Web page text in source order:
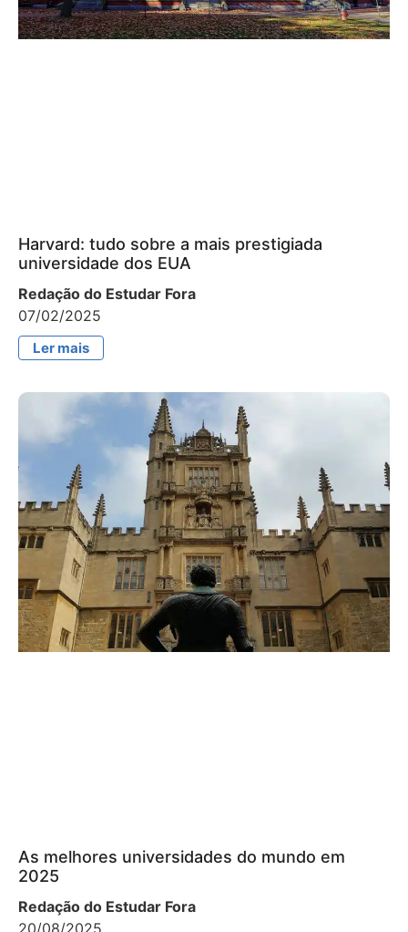
Harvard: tudo sobre a mais prestigiada
universidade dos EUA
Redação do Estudar Fora
07/02/2025
Ler mais
As melhores universidades do mundo em
2025
Redação do Estudar Fora